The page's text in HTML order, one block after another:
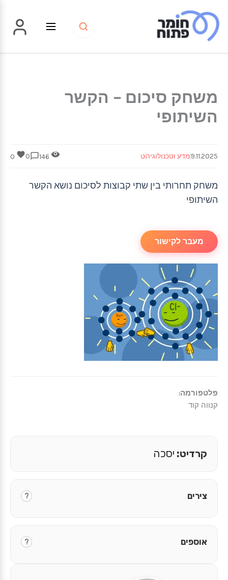
לתוכן
משחק סיכום – הקשר
השיתופי
9.11.2025מדע וטכנולוגיהט 0
משחק תחרותי בין שתי קבוצות לסיכום נושא הקשר
השיתופי
מעבר לקישור
פלטפורמה:
קנווה קוד
קרדיט: יסכה
צירים ?
אוספים ?